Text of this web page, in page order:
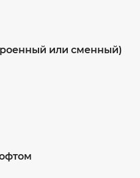
(Встроенный или сменный)